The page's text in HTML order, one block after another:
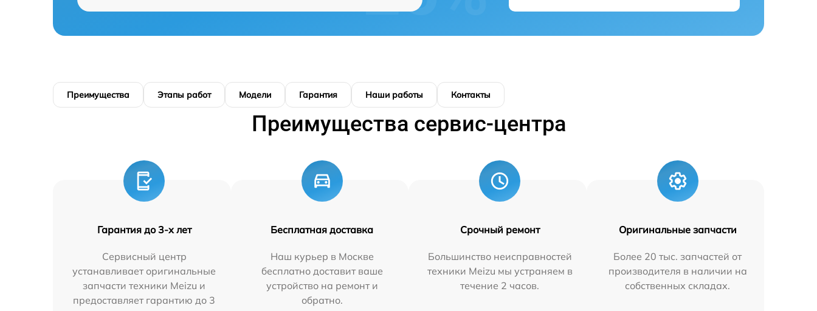
Преимущества Этапы работ Модели Гарантия Наши работы Контакты
Преимущества сервис-центра
Гарантия до 3-х лет
Сервисный центр
устанавливает оригинальные
запчасти техники Meizu и
предоставляет гарантию до 3
Бесплатная доставка
Наш курьер в Москве
бесплатно доставит ваше
устройство на ремонт и
обратно.
Срочный ремонт
Большинство неисправностей
техники Meizu мы устраняем в
течение 2 часов.
Оригинальные запчасти
Более 20 тыс. запчастей от
производителя в наличии на
собственных складах.